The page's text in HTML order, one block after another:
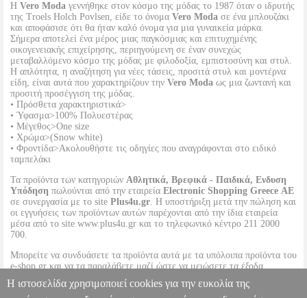
Η Vero Moda γεννήθηκε στον κόσμο της μόδας το 1987 όταν ο ιδρυτής
της Troels Holch Povlsen, είδε το όνομα Vero Moda σε ένα μπλουζάκι
και αποφάσισε ότι θα ήταν καλό όνομα για μια γυναικεία μάρκα.
Σήμερα αποτελεί ένα μέρος μιας παγκόσμιας και επιτυχημένης
οικογενειακής επιχείρησης, περιηγούμενη σε έναν συνεχώς
μεταβαλλόμενο κόσμο της μόδας με φιλοδοξία, εμπιστοσύνη και στυλ.
Η απλότητα, η αναζήτηση για νέες τάσεις, προσιτά στυλ και μοντέρνα
είδη, είναι αυτά που χαρακτηρίζουν την Vero Moda ως μια ζωντανή και
προσιτή προσέγγιση της μόδας.
• Πρόσθετα χαρακτηριστικά>
• Ύφασμα>100% Πολυεστέρας
• Μέγεθος>One size
• Χρώμα>(Snow white)
• Φροντίδα>Ακολουθήστε τις οδηγίες που αναγράφονται στο ειδικό
ταμπελάκι
Τα προϊόντα των κατηγοριών Αθλητικά, Βρεφικά - Παιδικά, Ενδυση
Υπόδηση πωλούνται από την εταιρεία Electronic Shopping Greece ΑΕ
σε συνεργασία με το site Plus4u.gr. Η υποστήριξη μετά την πώληση και
οι εγγυήσεις των προϊόντων αυτών παρέχονται από την ίδια εταιρεία
μέσα από το site www.plus4u.gr και το τηλεφωνικό κέντρο 211 2000
700.
Μπορείτε να συνδυάσετε τα προϊόντα αυτά με τα υπόλοιπα προϊόντα του
e-shop.gr και να τα παραλάβετε μαζί ώστε να μειώσετε τα έξοδα
αποστολής. Μπορείτε επίσης να παραλάβετε από οποιοδήποτε eshop
point με μηδενικά έξοδα αποστολής ανεξαρτήτως ύψους παραγγελίας!
Η ιστοσελίδα χρησιμοποιεί cookies για την ευκολία της